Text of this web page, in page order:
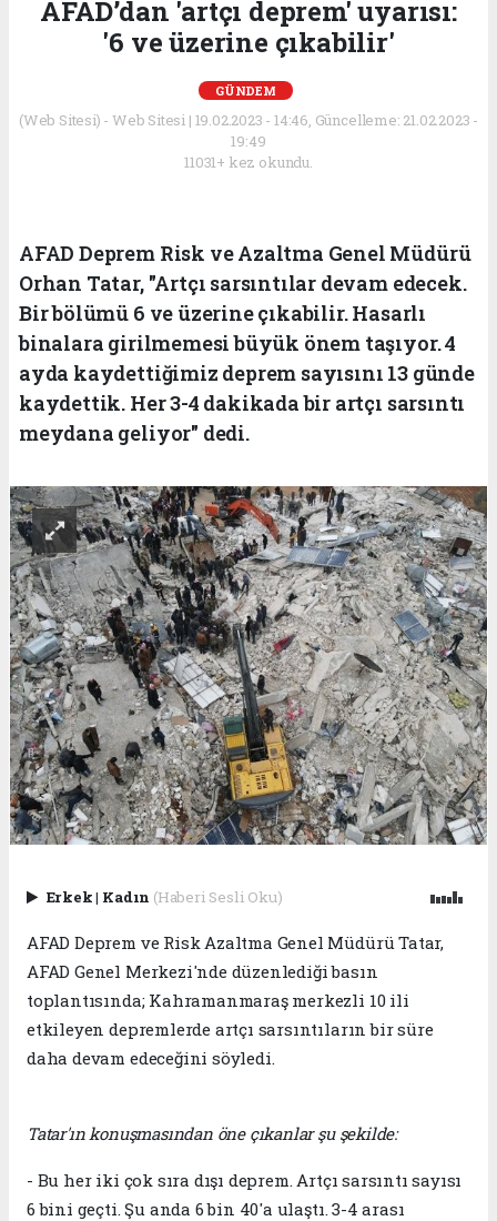
AFAD’dan 'artçı deprem' uyarısı:
'6 ve üzerine çıkabilir'
GÜNDEM
(Web Sitesi) - Web Sitesi | 19.02.2023 - 14:46, Güncelleme: 21.02.2023 -
19:49
11031+ kez okundu.
AFAD Deprem Risk ve Azaltma Genel Müdürü
Orhan Tatar, "Artçı sarsıntılar devam edecek.
Bir bölümü 6 ve üzerine çıkabilir. Hasarlı
binalara girilmemesi büyük önem taşıyor. 4
ayda kaydettiğimiz deprem sayısını 13 günde
kaydettik. Her 3-4 dakikada bir artçı sarsıntı
meydana geliyor" dedi.
Erkek| Kadın (Haberi Sesli Oku)
AFAD Deprem ve Risk Azaltma Genel Müdürü Tatar,
AFAD Genel Merkezi'nde düzenlediği basın
toplantısında; Kahramanmaraş merkezli 10 ili
etkileyen depremlerde artçı sarsıntıların bir süre
daha devam edeceğini söyledi.
Tatar'ın konuşmasından öne çıkanlar şu şekilde:
- Bu her iki çok sıra dışı deprem. Artçı sarsıntı sayısı
6 bini geçti. Şu anda 6 bin 40'a ulaştı. 3-4 arası